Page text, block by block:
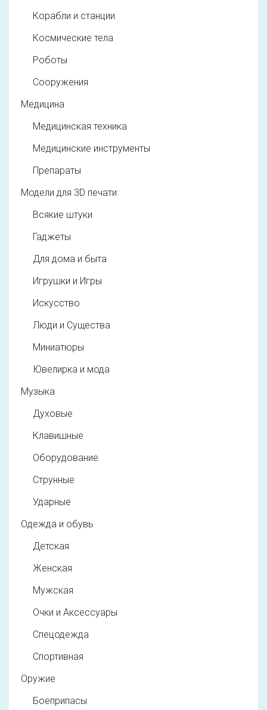
Корабли и станции
Космические тела
Роботы
Сооружения
Медицина
Медицинская техника
Медицинские инструменты
Препараты
Модели для 3D печати
Всякие штуки
Гаджеты
Для дома и быта
Игрушки и Игры
Искусство
Люди и Существа
Миниатюры
Ювелирка и мода
Музыка
Духовые
Клавишные
Оборудование
Струнные
Ударные
Одежда и обувь
Детская
Женская
Мужская
Очки и Аксессуары
Спецодежда
Спортивная
Оружие
Боеприпасы